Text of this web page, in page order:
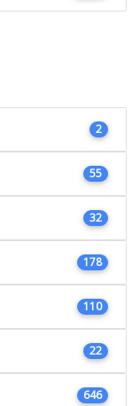
2
55
32
178
110
22
646